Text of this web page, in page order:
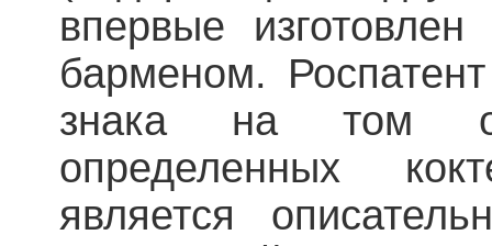
впервые
барменом.
знака на том
определенных
является